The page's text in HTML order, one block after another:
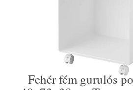
Fehér fém gurulós